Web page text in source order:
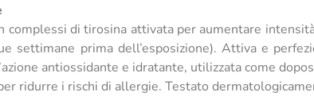
complessi di tirosina attivata per aumentare
settimane prima dell’esposizione). Attiva e
antiossidante e idratante, utilizzata come
ridurre i rischi di allergie. Testato